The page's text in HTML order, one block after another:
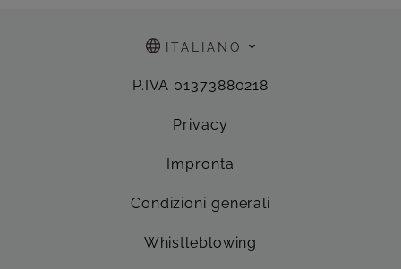
ITALIANO
P.IVA 01373880218
Privacy
Impronta
Condizioni generali
Whistleblowing